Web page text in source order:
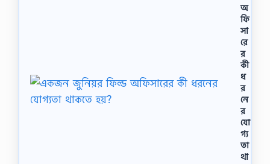
অ
ফি
সা
রে
র
কী
ধ
র
নে
র
যো
গ্য
তা
থা